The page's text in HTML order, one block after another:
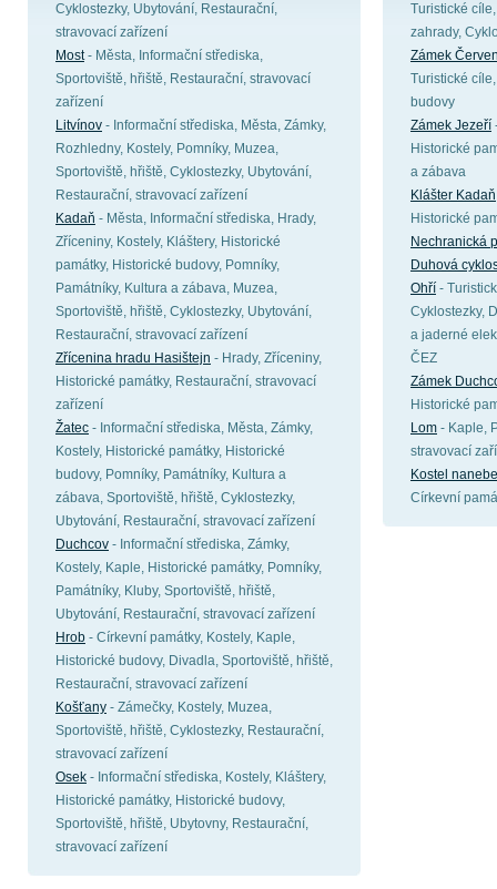
Cyklostezky, Ubytování, Restaurační,
stravovací zařízení
Most- Města, Informační střediska,
Sportoviště, hřiště, Restaurační, stravovací
zařízení
Litvínov - Informační střediska, Města, Zámky,
Rozhledny, Kostely, Pomníky, Muzea,
Sportoviště, hřiště, Cyklostezky, Ubytování,
Restaurační, stravovací zařízení
Kadaň - Města, Informační střediska, Hrady,
Zříceniny, Kostely, Kláštery, Historické
památky, Historické budovy, Pomníky,
Památníky, Kultura a zábava, Muzea,
Sportoviště, hřiště, Cyklostezky, Ubytování,
Restaurační, stravovací zařízení
Zřícenina hradu Hasištejn - Hrady, Zříceniny,
Historické památky, Restaurační, stravovací
zařízení
Žatec - Informační střediska, Města, Zámky,
Kostely, Historické památky, Historické
budovy, Pomníky, Památníky, Kultura a
zábava, Sportoviště, hřiště, Cyklostezky,
Ubytování, Restaurační, stravovací zařízení
Duchcov - Informační střediska, Zámky,
Kostely, Kaple, Historické památky, Pomníky,
Památníky, Kluby, Sportoviště, hřiště,
Ubytování, Restaurační, stravovací zařízení
Hrob - Církevní památky, Kostely, Kaple,
Historické budovy, Divadla, Sportoviště, hřiště,
Restaurační, stravovací zařízení
Košťany - Zámečky, Kostely, Muzea,
Sportoviště, hřiště, Cyklostezky, Restaurační,
stravovací zařízení
Osek - Informační střediska, Kostely, Kláštery,
Historické památky, Historické budovy,
Sportoviště, hřiště, Ubytovny, Restaurační,
stravovací zařízení
Turistické
zahrady,
Zámek
Turistické
budovy
Zámek Jezeří
Historické
a zábava
Klášter Kadaň
Historické
Nechranická
Duhová
Ohří -
Cyklostezky,
a jaderné
ČEZ
Zámek
Historické
Lom - Kaple,
stravovací
Kostel
Církevní